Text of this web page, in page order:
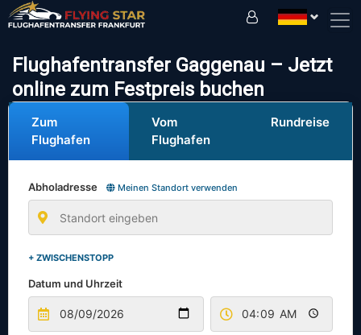
Flughafentransfer Gaggenau – Jetzt
online zum Festpreis buchen
Zum
Flughafen
Vom
Flughafen
Rundreise
Abholadresse Meinen Standort verwenden
+ ZWISCHENSTOPP
Datum und Uhrzeit